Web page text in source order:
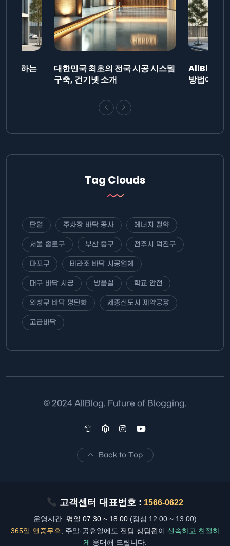
제출하는
대한민국 최초의 전국 시공 시스템
구축, 건기넷 소개
AllBlog에
방법에 대
Tag Clouds
단열 주차장 바닥 공사 에너지 절약
서울 종로구 부산 중구 전주시 덕진구
마포구 테라조 바닥 시공업체
대구 바닥 시공 방음실 학교 안전
의창구 바닥 평탄화 세종신도시 제약공장
고급바닥
© 2024 AllBlog. Future of Blogging.
Back to Top
고객센터 대표번호 : 1566-0622
운영시간: 평일 07:30 ~ 18:00 (점심 12:00 ~ 13:00)
365일 연중무휴 , 주말·공휴일에도 전담 상담원이 신속하고 친절하
게 응대해 드립니다.